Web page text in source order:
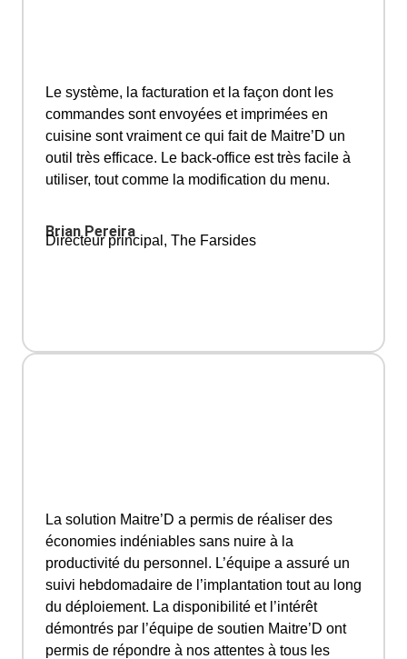
Le système, la facturation et la façon dont les
commandes sont envoyées et imprimées en
cuisine sont vraiment ce qui fait de Maitre’D un
outil très efficace. Le back-office est très facile à
utiliser, tout comme la modification du menu.
Brian Pereira
Directeur principal, The Farsides
La solution Maitre’D a permis de réaliser des
économies indéniables sans nuire à la
productivité du personnel. L’équipe a assuré un
suivi hebdomadaire de l’implantation tout au long
du déploiement. La disponibilité et l’intérêt
démontrés par l’équipe de soutien Maitre’D ont
permis de répondre à nos attentes à tous les